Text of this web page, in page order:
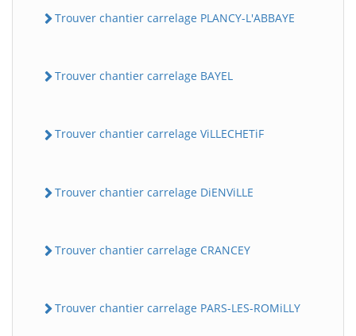
Trouver chantier carrelage PLANCY-L'ABBAYE
Trouver chantier carrelage BAYEL
Trouver chantier carrelage ViLLECHETiF
Trouver chantier carrelage DiENViLLE
Trouver chantier carrelage CRANCEY
Trouver chantier carrelage PARS-LES-ROMiLLY